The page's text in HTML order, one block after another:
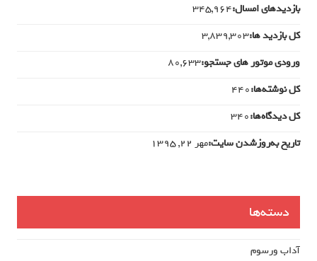
بازدیدهای امسال:345,964
کل بازدید ها:3,839,303
ورودی‌ موتور های جستجو:80,633
کل نوشته‌ها:440
کل دیدگاه‌ها:340
تاریخ به‌روزشدن سایت:مهر ۲۲, ۱۳۹۵
دسته‌ها
آداب ورسوم